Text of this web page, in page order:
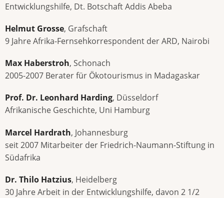
Entwicklungshilfe, Dt. Botschaft Addis Abeba
Helmut Grosse, Grafschaft
9 Jahre Afrika-Fernsehkorrespondent der ARD, Nairobi
Max Haberstroh, Schonach
2005-2007 Berater für Ökotourismus in Madagaskar
Prof. Dr. Leonhard Harding, Düsseldorf
Afrikanische Geschichte, Uni Hamburg
Marcel Hardrath, Johannesburg
seit 2007 Mitarbeiter der Friedrich-Naumann-Stiftung in
Südafrika
Dr. Thilo Hatzius, Heidelberg
30 Jahre Arbeit in der Entwicklungshilfe, davon 2 1/2